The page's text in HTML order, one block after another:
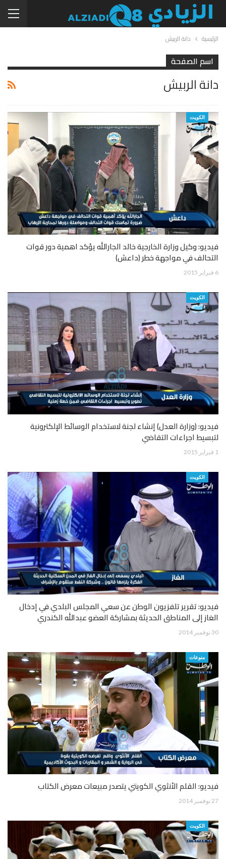
الرئيسية دانة الربيش
اسم الصفحة
دانة الربيش
الكويت
فيديو: وكيل وزارة الخارجية خالد الجارالله يؤكد اهمية دور قوات
التحالف في مواجهة خطر (داعش)
6 فبراير 2015
الكويت
فيديو: (وزارة العدل) إنشاء لجنة لاستخدام الوسائط الإلكترونية
لتبسيط اجراءات التقاضي
1 فبراير 2015
الكويت
فيديو: تقرير تلفزيون الوطن عن سعي المجلس البلدي في إدخال
الغاز إلى المناطق الحديثة بمشاركة العضو عبدالله الكندري
30 نوفمبر 2014
منوعات
فيديو: القلم الأنثوي الكويتي يتصدر مبيعات معرض الكتاب
27 نوفمبر 2014
الكويت